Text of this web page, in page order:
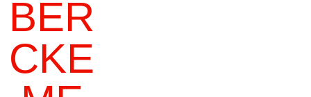
BER
CKE